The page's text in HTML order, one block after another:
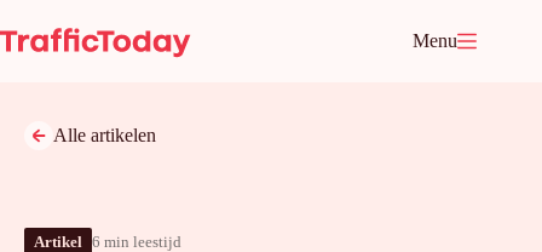
naar
de
Menu
Alle artikelen
Artikel 6 min leestijd